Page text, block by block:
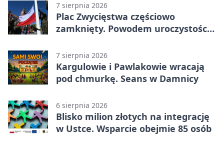
7 sierpnia 2026
Plac Zwycięstwa częściowo
zamknięty. Powodem uroczystości
7 sierpnia 2026
Kargulowie i Pawlakowie wracają
pod chmurkę. Seans w Damnicy
6 sierpnia 2026
Blisko milion złotych na integrację
w Ustce. Wsparcie obejmie 85 osób